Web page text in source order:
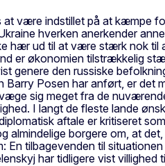
at være indstillet på at kæmpe
hverken anerkender
hær ud til at være stærk nok til
er økonomien tilstrækkelig
genere den russiske
Barry Posen har anført, er det
sig meget fra de
I langt de fleste lande
aftale er kritiseret
almindelige borgere om, at
En tilbagevenden til
har tidligere vist villighed